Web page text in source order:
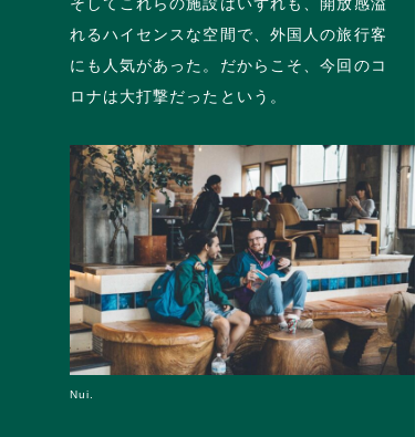
そしてこれらの施設はいずれも、開放感溢
れるハイセンスな空間で、外国人の旅行客
にも人気があった。だからこそ、今回のコ
ロナは大打撃だったという。
Nui.